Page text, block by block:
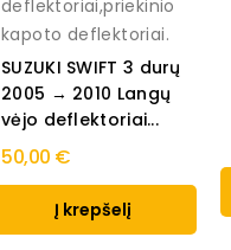
deflektoriai,priekinio
kapoto deflektoriai.
SUZUKI SWIFT 3 durų
2005 → 2010 Langų
vėjo deflektoriai...
50,00 €
Į krepšelį